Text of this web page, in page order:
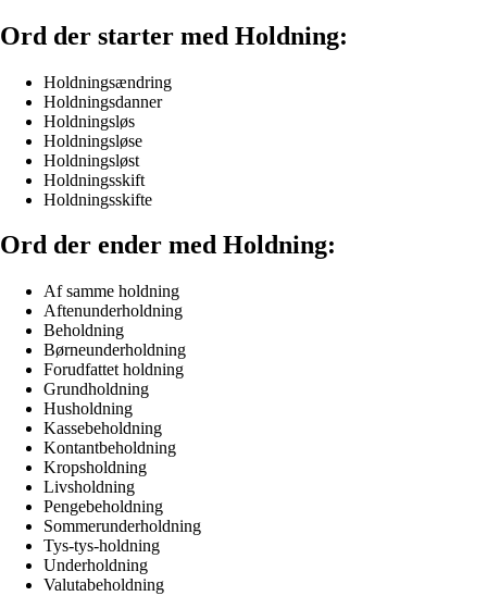
Ord der starter med Holdning:
Holdningsændring
Holdningsdanner
Holdningsløs
Holdningsløse
Holdningsløst
Holdningsskift
Holdningsskifte
Ord der ender med Holdning:
Af samme holdning
Aftenunderholdning
Beholdning
Børneunderholdning
Forudfattet holdning
Grundholdning
Husholdning
Kassebeholdning
Kontantbeholdning
Kropsholdning
Livsholdning
Pengebeholdning
Sommerunderholdning
Tys-tys-holdning
Underholdning
Valutabeholdning